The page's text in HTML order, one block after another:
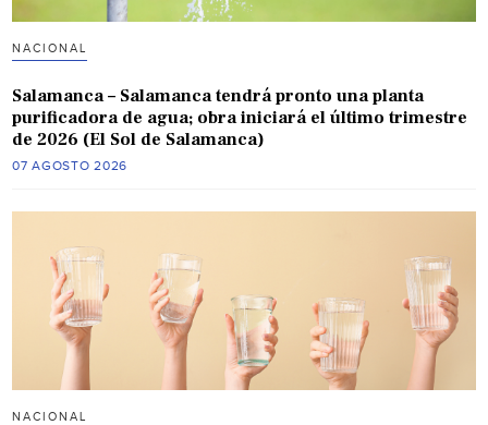
NACIONAL
Salamanca – Salamanca tendrá pronto una planta
purificadora de agua; obra iniciará el último trimestre
de 2026 (El Sol de Salamanca)
07 AGOSTO 2026
NACIONAL